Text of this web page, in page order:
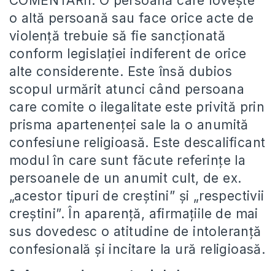
o altă persoană sau face orice acte de
violență trebuie să fie sancționată
conform legislației indiferent de orice
alte considerente. Este însă dubios
scopul urmărit atunci când persoana
care comite o ilegalitate este privită prin
prisma apartenenței sale la o anumită
confesiune religioasă. Este descalificant
modul în care sunt făcute referințe la
persoanele de un anumit cult, de ex.
„acestor tipuri de creștini” și „respectivii
creștini”. În aparență, afirmațiile de mai
sus dovedesc o atitudine de intoleranță
confesională și incitare la ură religioasă.